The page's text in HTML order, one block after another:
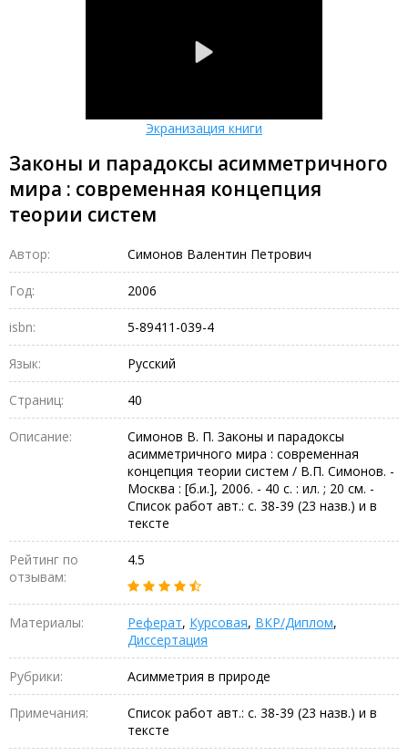
Экранизация книги
Законы и парадоксы асимметричного
мира : современная концепция
теории систем
Автор: Симонов Валентин Петрович
Год: 2006
isbn: 5-89411-039-4
Язык: Русский
Страниц: 40
Описание:
Симонов В. П. Законы и парадоксы
асимметричного мира : современная
концепция теории систем / В.П. Симонов. -
Москва : [б.и.], 2006. - 40 с. : ил. ; 20 см. -
Список работ авт.: с. 38-39 (23 назв.) и в
тексте
Рейтинг по
отзывам:
4.5
Материалы: Реферат, Курсовая, ВКР/Диплом,
Диссертация
Рубрики: Асимметрия в природе
Примечания:
Список работ авт.: с. 38-39 (23 назв.) и в
тексте